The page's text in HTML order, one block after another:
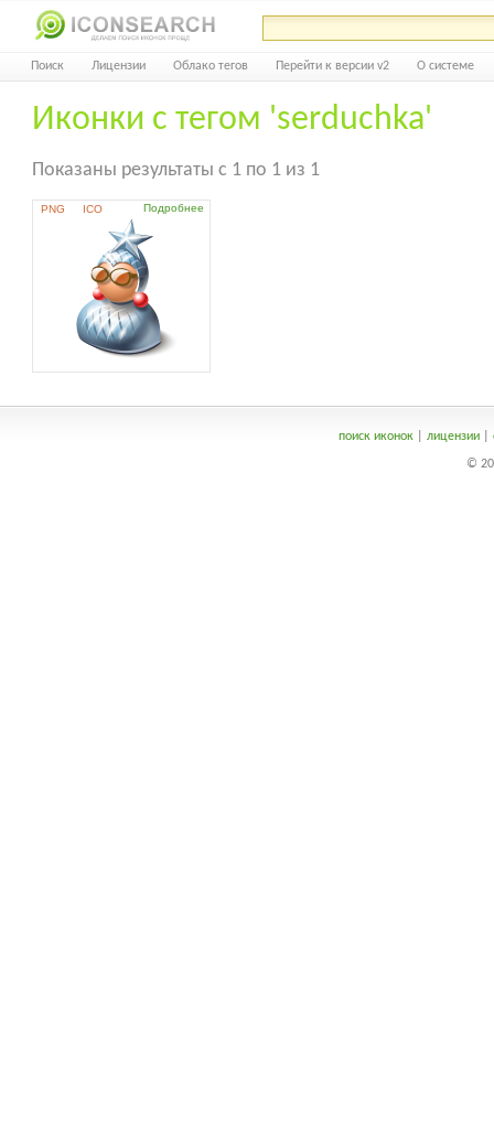
Поиск Лицензии Облако тегов Перейти к версии v2 О системе
Иконки с тегом 'serduchka'
Показаны результаты с 1 по 1 из 1
PNG ICO Подробнее
поиск иконок| лицензии|
©